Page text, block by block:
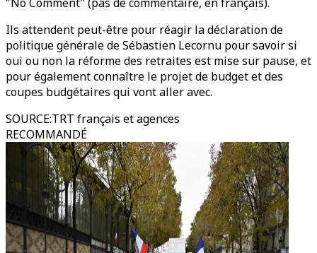
Ils attendent peut-être pour réagir la déclaration de
politique générale de Sébastien Lecornu pour savoir si
oui ou non la réforme des retraites est mise sur pause, et
pour également connaître le projet de budget et des
coupes budgétaires qui vont aller avec.
SOURCE:TRT français et agences
RECOMMANDÉ